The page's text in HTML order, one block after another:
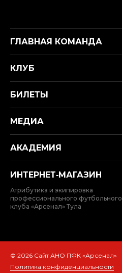
ГЛАВНАЯ КОМАНДА
КЛУБ
БИЛЕТЫ
МЕДИА
АКАДЕМИЯ
ИНТЕРНЕТ‑МАГАЗИН
Атрибутика и экипировка
профессионального футбольного
клуба «Арсенал» Тула
© 2026 Сайт АНО ПФК «Арсенал»
Политика конфиденциальности